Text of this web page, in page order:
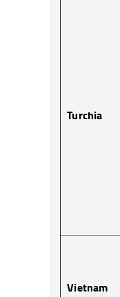
Turchia
Vietnam